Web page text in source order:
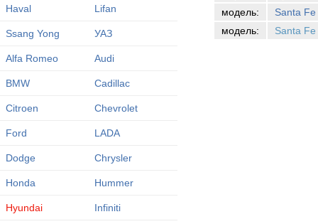
Haval Lifan
Ssang Yong УАЗ
Alfa Romeo Audi
BMW Cadillac
Citroen Chevrolet
Ford LADA
Dodge Chrysler
Honda Hummer
Hyundai Infiniti
модель:
Santa Fe
модель:
Santa